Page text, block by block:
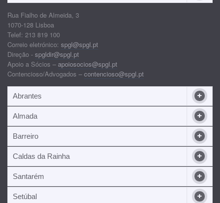
Rua Fialho de Almeida, 3
1070-128 Lisboa
Telef: 213 819 100
Correio eletrónico: spgl@spgl.pt
Direção - spgldir@spgl.pt
Apoio a Sócios – apoiosocios@spgl.pt
Contencioso/Advogados – contencioso@spgl.pt
Abrantes
Almada
Barreiro
Caldas da Rainha
Santarém
Setúbal